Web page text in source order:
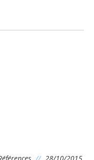
// 28/10/2015